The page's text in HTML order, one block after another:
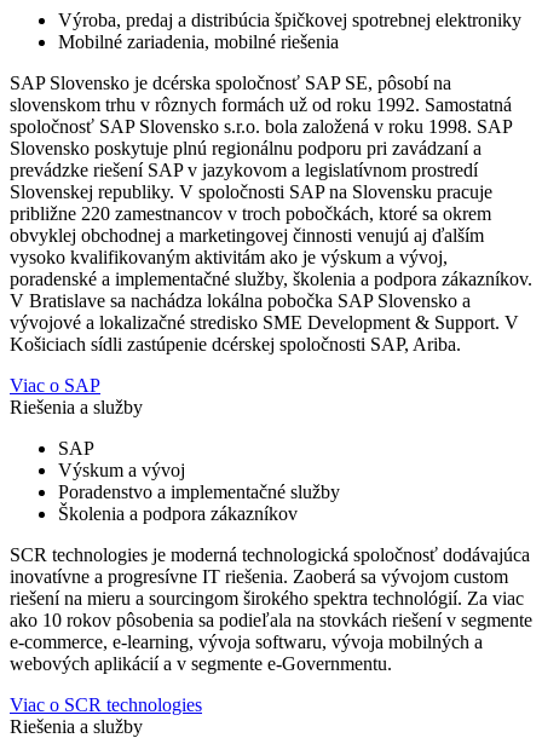
Výroba, predaj a distribúcia špičkovej spotrebnej elektroniky
Mobilné zariadenia, mobilné riešenia
SAP Slovensko je dcérska spoločnosť SAP SE, pôsobí na
slovenskom trhu v rôznych formách už od roku 1992. Samostatná
spoločnosť SAP Slovensko s.r.o. bola založená v roku 1998. SAP
Slovensko poskytuje plnú regionálnu podporu pri zavádzaní a
prevádzke riešení SAP v jazykovom a legislatívnom prostredí
Slovenskej republiky. V spoločnosti SAP na Slovensku pracuje
približne 220 zamestnancov v troch pobočkách, ktoré sa okrem
obvyklej obchodnej a marketingovej činnosti venujú aj ďalším
vysoko kvalifikovaným aktivitám ako je výskum a vývoj,
poradenské a implementačné služby, školenia a podpora zákazníkov.
V Bratislave sa nachádza lokálna pobočka SAP Slovensko a
vývojové a lokalizačné stredisko SME Development & Support. V
Košiciach sídli zastúpenie dcérskej spoločnosti SAP, Ariba.
Viac o SAP
Riešenia a služby
SAP
Výskum a vývoj
Poradenstvo a implementačné služby
Školenia a podpora zákazníkov
SCR technologies je moderná technologická spoločnosť dodávajúca
inovatívne a progresívne IT riešenia. Zaoberá sa vývojom custom
riešení na mieru a sourcingom širokého spektra technológií. Za viac
ako 10 rokov pôsobenia sa podieľala na stovkách riešení v segmente
e-commerce, e-learning, vývoja softwaru, vývoja mobilných a
webových aplikácií a v segmente e-Governmentu.
Viac o SCR technologies
Riešenia a služby